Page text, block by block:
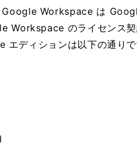
Workspace は
Workspace のライセンス
ディションは以下の通りで